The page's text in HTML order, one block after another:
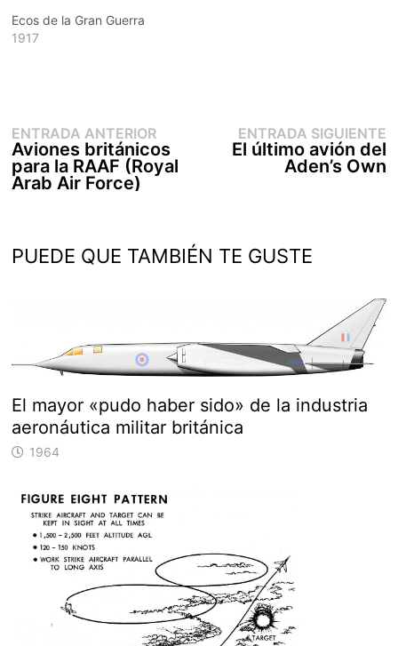
Ecos de la Gran Guerra
1917
Navegación
de
entradas
ENTRADA ANTERIOREntrada
anterior:
Aviones británicos
para la RAAF (Royal
Arab Air Force)
ENTRADA SIGUIENTE
El último avión del
Aden’s Own
PUEDE QUE TAMBIÉN TE GUSTE
El mayor «pudo haber sido» de la industria
aeronáutica militar británica
1964